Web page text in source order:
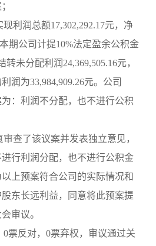
利润总额17,302,292.17元，净
期公司计提10%法定盈余公积金
转未分配利润24,369,505.16元，
润为33,984,909.26元。公司
：利润不分配，也不进行公积
查了该议案并发表独立意见，
行利润分配，也不进行公积金
上预案符合公司的实际情况和
东长远利益，同意将此预案提
审议。
0票反对，0票弃权，审议通过关